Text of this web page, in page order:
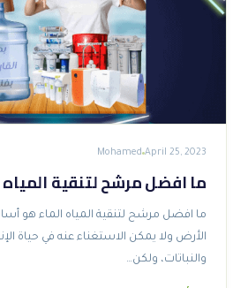
April 25, 2023
Mohamed
ما افضل مرشح لتنقية المياه
ما افضل مرشح لتنقية المياه الماء هو
الأرض ولا يمكن الاستغناء عنه في حياة
والنباتات، ولكن…